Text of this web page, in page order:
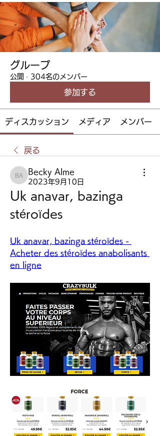
グループ
公開 · 304名のメンバー
参加する
ディスカッション メディア メンバー
戻る
Becky Alme
Becky Alme
2023年9月10日
Uk anavar, bazinga
stéroïdes
Uk anavar, bazinga stéroïdes -
Acheter des stéroïdes anabolisants
en ligne